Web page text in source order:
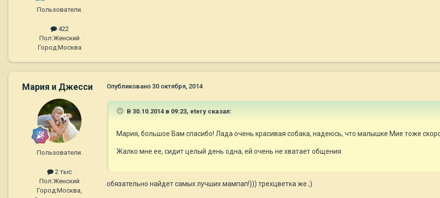
Пользователи.
422
Пол:Женский
Город:Москва
Мария и Джесси
Пользователи.
2 тыс
Пол:Женский
Город:Москва,
Опубликовано 30 октября, 2014
В 30.10.2014 в 09:23, etery сказал:
Мария, большое Вам спасибо! Лада очень красивая собака, надеюсь, что малышке Мие тоже
Жалко мне ее, сидит целый день одна, ей очень не хватает общения.
обязательно найдет самых лучших мампап!))) трехцветка же ;)